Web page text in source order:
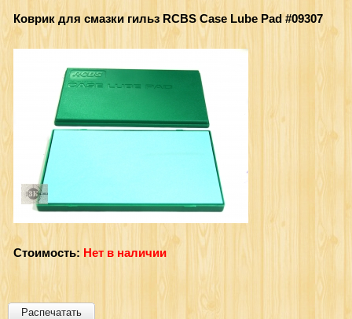
Коврик для смазки гильз RCBS Case Lube Pad #09307
Стоимость: Нет в наличии
Распечатать